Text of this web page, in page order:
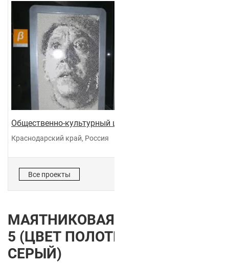
Общественно-культурный центр "Галактика"
Краснодарский край, Россия
Все проекты
МАЯТНИКОВАЯ ДВЕРЬ VELVET
5 (ЦВЕТ ПОЛОТНА МОККО
СЕРЫЙ)